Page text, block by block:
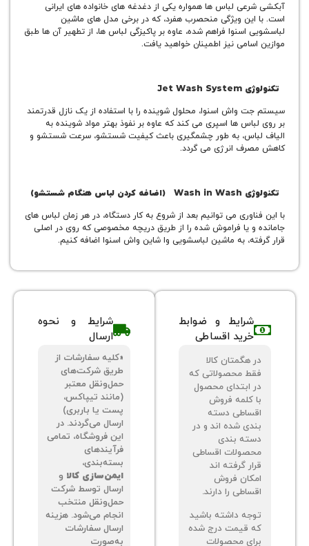
لباس ها همواره یکی از دغدغه های خانواده های ایرانی
ویژگی منحصرب هفرد، که در برخی مدل های ماشین
اسنوا فراهم شده، عاوه بر پاکیزگی لباس ها، از تطهیر آن ها طبق
نیز اطمینان خواهید یافت.
واش اسنوا، محلول شوینده را با استفاده از یک نازل قدرتمند
ها اسپری می کند که عاوه بر نفوذ بهتر مواد شوینده به
به طور چشمگیری باعث کیفیت شستشو، سرعت شستشو و
انرژی می گردد.
می توانیم بعد از شروع به کار دستگاه، در هر زمان لباس های
و یا فراموش شده را از طریق دریچه مخصوصی که روی در اصلی
به ماشین لباسشویی وا شاین واش اسنوا اضافه کنیم.
شرایط و ضوابط
خرید اقساطی
محصولاتی که
ابتدای محصول
شده اند و در
اقساطی
را دارند.
داشته باشید
قیمت درج شده
شرایط و نحوه
«کلیه سفارشات از
طریق شرکت‌های
حمل‌ونقل معتبر
(مانند تیپاکس،
پست یا باربری)
ارسال می‌گردند. در
این فروشگاه، تمامی
ایمن‌سازی کالاو
ارسال توسط شرکت
حمل‌ونقل منتخب
انجام می‌شود. هزینه
ارسال سفارشات